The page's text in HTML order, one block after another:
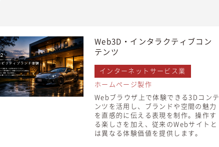
Web3D・インタラクティブコン
テンツ
インターネットサービス業
ホームページ製作
Webブラウザ上で体験できる3Dコンテ
ンツを活用し、ブランドや空間の魅力
を直感的に伝える表現を制作。操作す
る楽しさを加え、従来のWebサイトと
は異なる体験価値を提供します。